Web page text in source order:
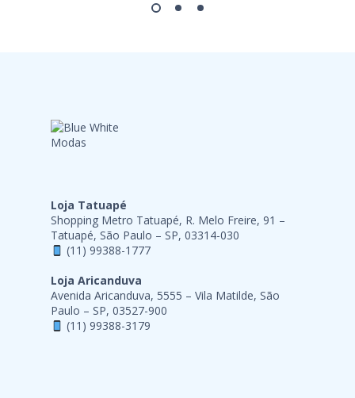
Loja Tatuapé
Shopping Metro Tatuapé, R. Melo Freire, 91 –
Tatuapé, São Paulo – SP, 03314-030
(11) 99388-1777
Loja Aricanduva
Avenida Aricanduva, 5555 – Vila Matilde, São
Paulo – SP, 03527-900
(11) 99388-3179